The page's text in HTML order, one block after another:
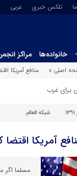
تلکس خبری عربي
خانواده‌ها مراکز
اصلی » منافع آمریکا
برای غرب
شبکه العالم
آمریکا اقتضا
مسلما اگر